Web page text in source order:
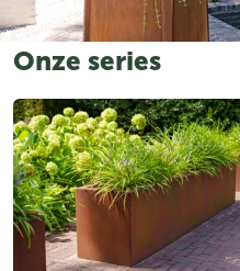
Onze series